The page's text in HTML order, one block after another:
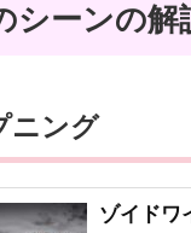
シーンの解
ニング
ゾイドワ